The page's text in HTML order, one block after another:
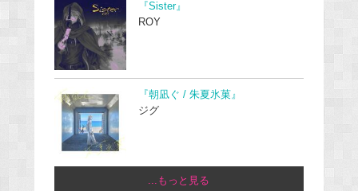
『Sister』
ROY
『朝凪ぐ / 朱夏氷菓』
ジグ
...もっと見る